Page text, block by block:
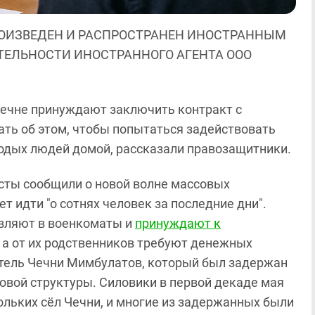
И РАСПРОСТРАНЕН ИНОСТРАННЫМ
ИНОСТРАННОГО АГЕНТА ООО
принуждают заключить контракт с
об этом, чтобы попытаться задействовать
людей домой, рассказали правозащитники.
сообщили о новой волне массовых
"о сотнях человек за последние дни".
в военкоматы и принуждают к
от их родственников требуют денежных
Чечни Мимбулатов, который был задержан
структуры. Силовики в первой декаде мая
сёл Чечни, и многие из задержанных были